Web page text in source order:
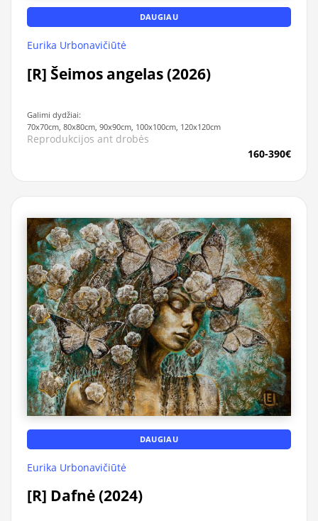
DAUGIAU
Eurika Urbonavičiūtė
[R] Šeimos angelas (2026)
Galimi dydžiai:
70x70cm, 80x80cm, 90x90cm, 100x100cm, 120x120cm
Reprodukcijos ant drobės
160-390€
DAUGIAU
Eurika Urbonavičiūtė
[R] Dafnė (2024)